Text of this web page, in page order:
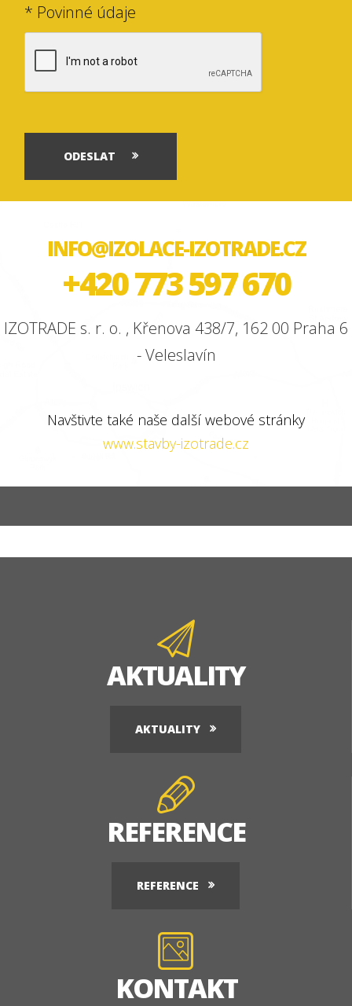
* Povinné údaje
ODESLAT
INFO@IZOLACE-IZOTRADE.CZ
+420 773 597 670
IZOTRADE s. r. o. , Křenova 438/7, 162 00 Praha 6
- Veleslavín
Navštivte také naše další webové stránky
www.stavby-izotrade.cz
AKTUALITY
AKTUALITY
REFERENCE
REFERENCE
KONTAKT